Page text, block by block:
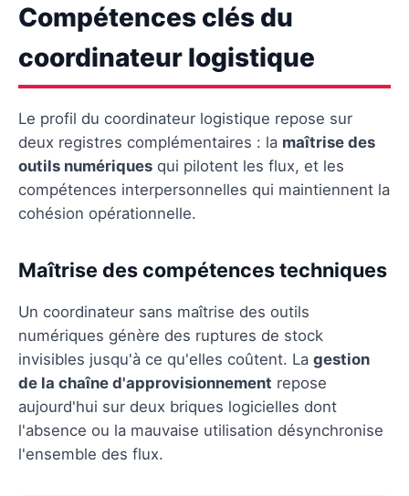
Compétences clés du
coordinateur logistique
Le profil du coordinateur logistique repose sur
deux registres complémentaires : la maîtrise des
outils numériques qui pilotent les flux, et les
compétences interpersonnelles qui maintiennent la
cohésion opérationnelle.
Maîtrise des compétences techniques
Un coordinateur sans maîtrise des outils
numériques génère des ruptures de stock
invisibles jusqu'à ce qu'elles coûtent. La gestion
de la chaîne d'approvisionnement repose
aujourd'hui sur deux briques logicielles dont
l'absence ou la mauvaise utilisation désynchronise
l'ensemble des flux.